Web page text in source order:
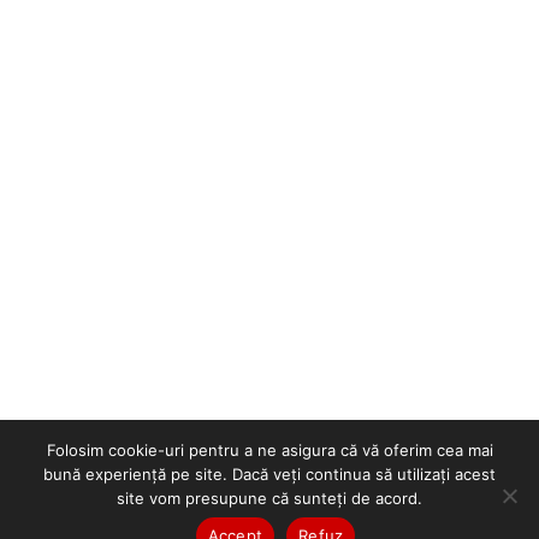
Folosim cookie-uri pentru a ne asigura că vă oferim cea mai
bună experiență pe site. Dacă veți continua să utilizați acest
site vom presupune că sunteți de acord.
Accept
Refuz